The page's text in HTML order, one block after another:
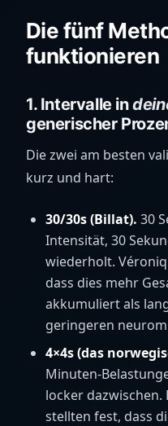
Die fünf
funktionieren
1. Intervalle in
generischer
Die zwei am besten
kurz und hart:
30/30s (Billat). 30
Intensität, 30
wiederholt.
dass dies mehr
akkumuliert als
geringeren
4×4s (das
Minuten-
locker dazwischen.
stellten fest, dass